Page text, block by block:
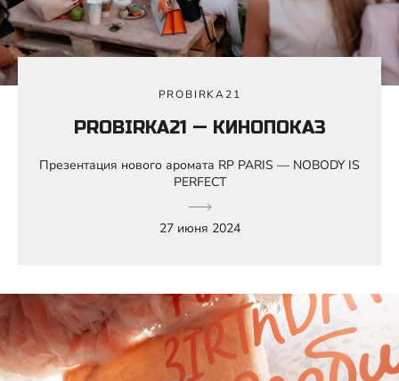
PROBIRKA21
PROBIRKA21 — КИНОПОКАЗ
Презентация нового аромата RP PARIS — NOBODY IS
PERFECT
27 июня 2024